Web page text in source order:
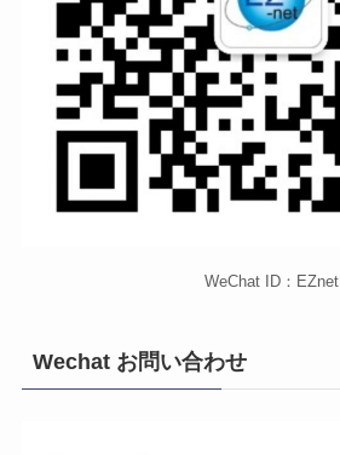
WeChat ID：EZnet
Wechat お問い合わせ